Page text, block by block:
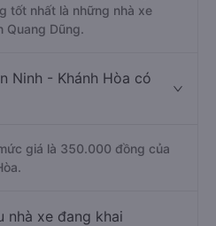
tốt nhất là những nhà xe
Quang Dũng.
Ninh - Khánh Hòa có
giá là 350.000 đồng của
nhà xe đang khai